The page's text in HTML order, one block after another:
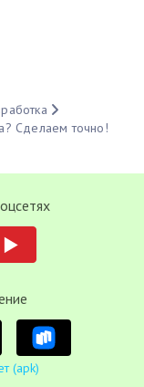
Сделаем точно!
(apk)